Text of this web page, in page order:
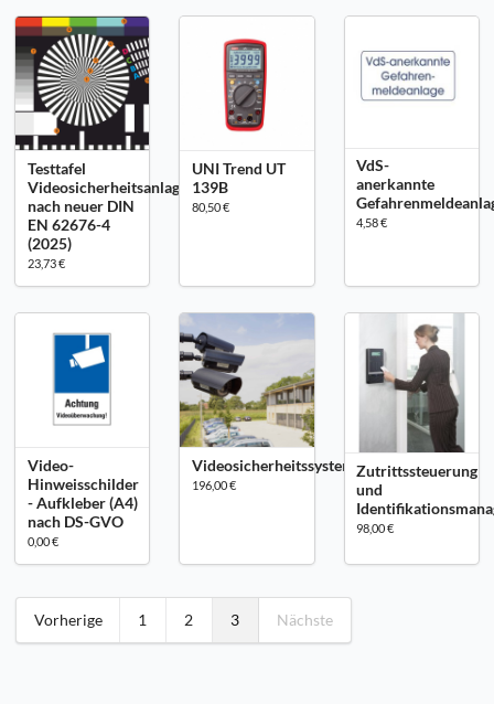
Testtafel
Videosicherheitsanlagen
nach neuer DIN
EN 62676-4
(2025)
23,73 €
UNI Trend UT
139B
80,50 €
VdS-
anerkannte
4,58 €
Video-
Hinweisschilder
- Aufkleber (A4)
nach DS-GVO
0,00 €
Videosicherheitssysteme
196,00 €
Zutrittssteuerung
und
98,00 €
Vorherige 1 2 3 Nächste